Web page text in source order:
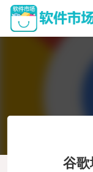
谷歌